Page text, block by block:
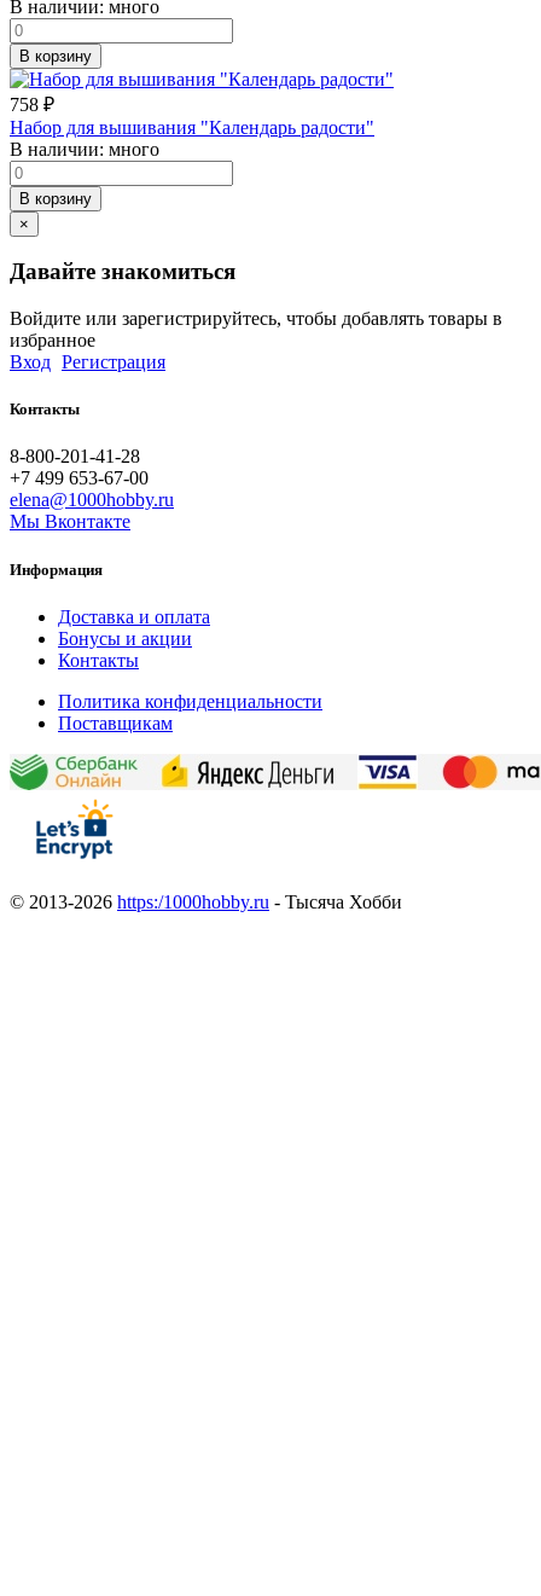
В наличии: много
В корзину
758 ₽
Набор для вышивания "Календарь радости"
В наличии: много
В корзину
×
Давайте знакомиться
Войдите или зарегистрируйтесь, чтобы добавлять товары в
избранное
Вход Регистрация
Контакты
8-800-201-41-28
+7 499 653-67-00
elena@1000hobby.ru
Мы Вконтакте
Информация
Доставка и оплата
Бонусы и акции
Контакты
Политика конфиденциальности
Поставщикам
© 2013-2026 https:/1000hobby.ru - Тысяча Хобби